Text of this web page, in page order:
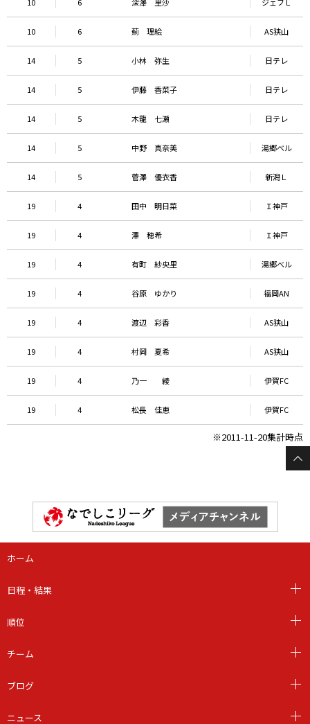
10 6 薊 理絵 AS狭山
14 5 小林 弥生 日テレ
14 5 伊藤 香菜子 日テレ
14 5 木龍 七瀬 日テレ
14 5 中野 真奈美 湯郷べル
14 5 菅澤 優衣香 新潟Ｌ
19 4 田中 明日菜 Ｉ神戸
19 4 澤 穂希 Ｉ神戸
19 4 有町 紗央里 湯郷べル
19 4 谷原 ゆかり 福岡AN
19 4 渡辺 彩香 AS狭山
19 4 村岡 夏希 AS狭山
19 4 乃一 綾 伊賀FC
19 4 松長 佳恵 伊賀FC
※2011-11-20集計時点
ホーム
日程・結果
順位
チーム
ブログ
ニュース